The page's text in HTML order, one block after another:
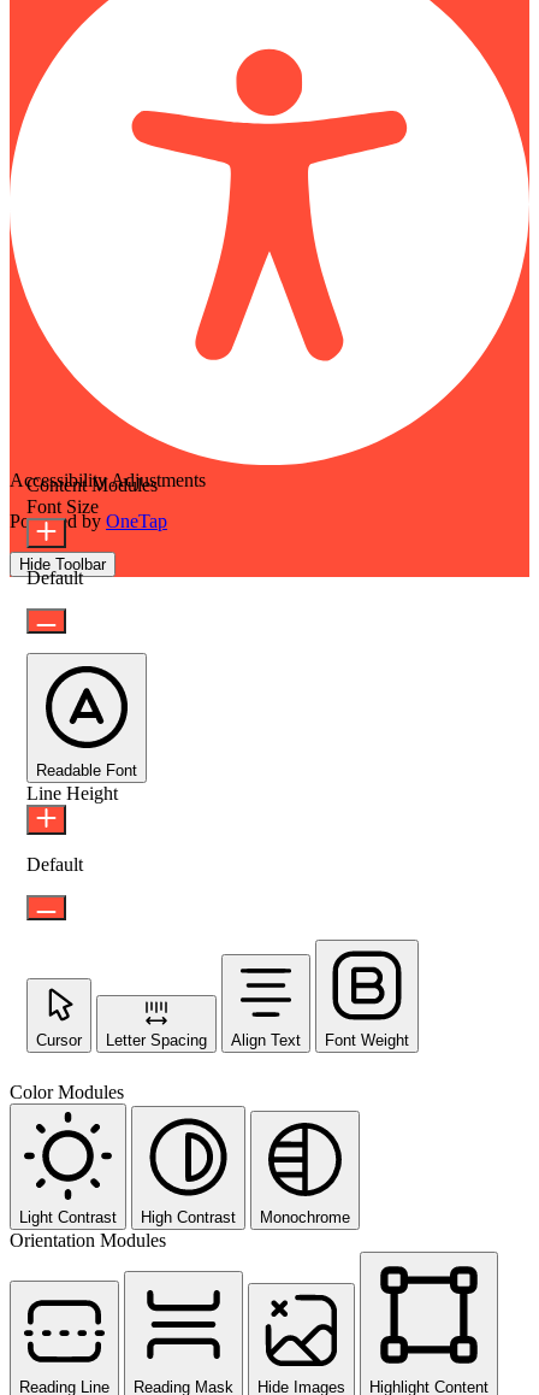
Accessibility Adjustments
Powered by OneTap
Hide Toolbar
Content Modules
Font Size
Default
Readable Font
Line Height
Default
Cursor Letter Spacing Align Text Font Weight
Color Modules
Light Contrast High Contrast Monochrome
Orientation Modules
Reading Line Reading Mask Hide Images Highlight Content